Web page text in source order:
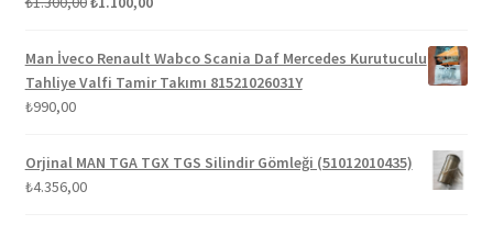
₺1.300,00. fiyat:
₺1.100,00.
Man İveco Renault Wabco Scania Daf Mercedes Kurutuculu
Tahliye Valfi Tamir Takımı 81521026031Y
₺990,00
Orjinal MAN TGA TGX TGS Silindir Gömleği (51012010435)
₺4.356,00